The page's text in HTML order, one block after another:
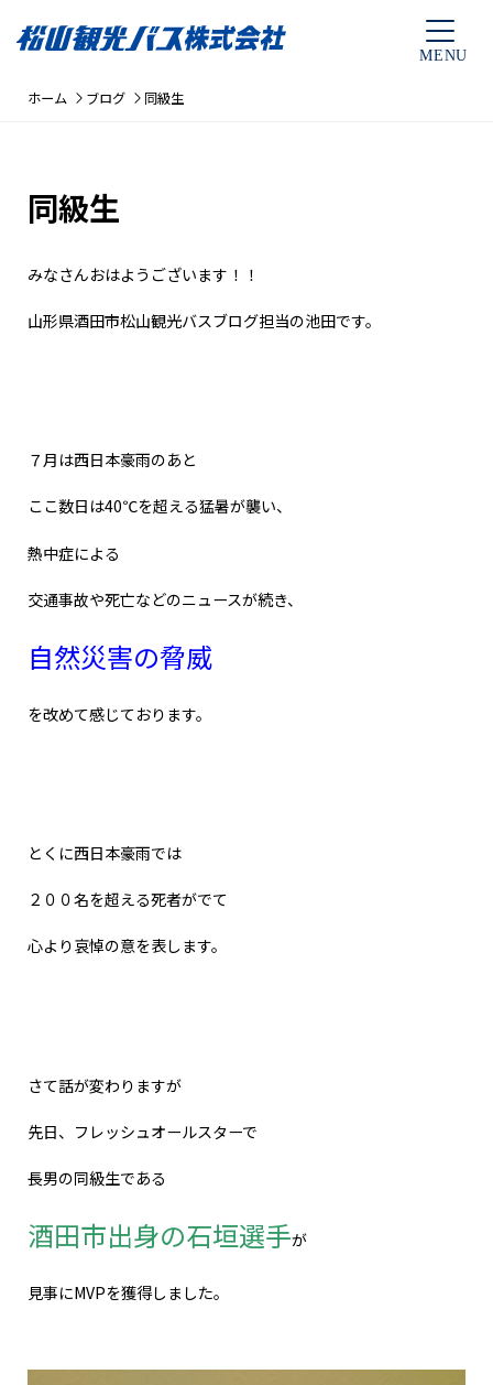
ホーム ブログ 同級生
同級生
みなさんおはようございます！！
山形県酒田市松山観光バスブログ担当の池田です。
７月は西日本豪雨のあと
ここ数日は40℃を超える猛暑が襲い、
熱中症による
交通事故や死亡などのニュースが続き、
自然災害の脅威
を改めて感じております。
とくに西日本豪雨では
２００名を超える死者がでて
心より哀悼の意を表します。
さて話が変わりますが
先日、フレッシュオールスターで
長男の同級生である
酒田市出身の石垣選手が
見事にMVPを獲得しました。